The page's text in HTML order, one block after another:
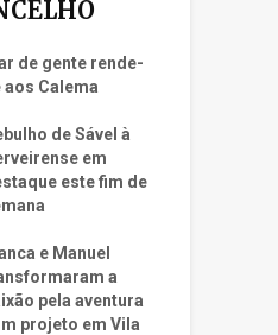
de gente rende-
aos Calema
de Sável à
em
este fim de
e Manuel
a
pela aventura
projeto em Vila